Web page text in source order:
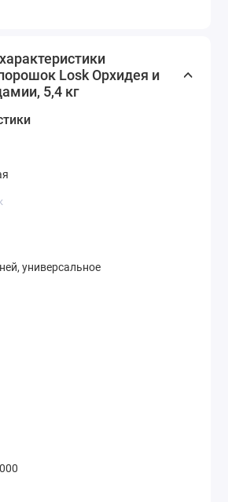
Losk Орхидея и
5,4 кг
универсальное